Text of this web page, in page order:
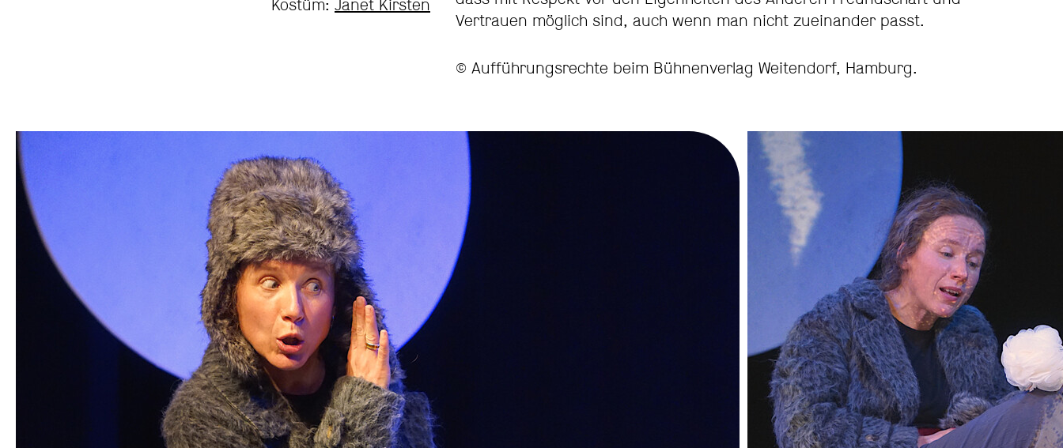
Vertrauen möglich sind, auch wenn man nicht zueinander passt.
© Aufführungsrechte beim Bühnenverlag Weitendorf, Hamburg.
Kostüm: Janet Kirsten